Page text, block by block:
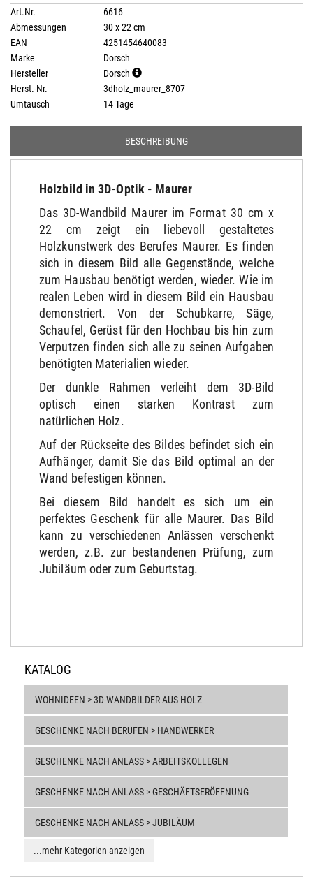
Art.Nr.
6616
Abmessungen
30 x 22 cm
EAN
4251454640083
Marke
Dorsch
Hersteller
Dorsch
Herst.-Nr.
3dholz_maurer_8707
Umtausch
14 Tage
BESCHREIBUNG
Holzbild in 3D-Optik - Maurer
Das 3D-Wandbild Maurer im Format 30 cm x
22 cm zeigt ein liebevoll gestaltetes
Holzkunstwerk des Berufes Maurer. Es finden
sich in diesem Bild alle Gegenstände, welche
zum Hausbau benötigt werden, wieder. Wie im
realen Leben wird in diesem Bild ein Hausbau
demonstriert. Von der Schubkarre, Säge,
Schaufel, Gerüst für den Hochbau bis hin zum
Verputzen finden sich alle zu seinen Aufgaben
benötigten Materialien wieder.
Der dunkle Rahmen verleiht dem 3D-Bild
optisch einen starken Kontrast zum
natürlichen Holz.
Auf der Rückseite des Bildes befindet sich ein
Aufhänger, damit Sie das Bild optimal an der
Wand befestigen können.
Bei diesem Bild handelt es sich um ein
perfektes Geschenk für alle Maurer. Das Bild
kann zu verschiedenen Anlässen verschenkt
werden, z.B. zur bestandenen Prüfung, zum
Jubiläum oder zum Geburtstag.
KATALOG
WOHNIDEEN > 3D-WANDBILDER AUS HOLZ
GESCHENKE NACH BERUFEN > HANDWERKER
GESCHENKE NACH ANLASS > ARBEITSKOLLEGEN
GESCHENKE NACH ANLASS > GESCHÄFTSERÖFFNUNG
GESCHENKE NACH ANLASS > JUBILÄUM
...mehr Kategorien anzeigen